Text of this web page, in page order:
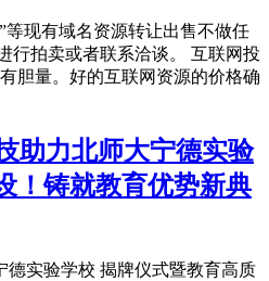
等现有域名资源转让出售不做任
行拍卖或者联系洽谈。 互联网投
胆量。好的互联网资源的价格确
助力北师大宁德实验
！铸就教育优势新典
德实验学校 揭牌仪式暨教育高质